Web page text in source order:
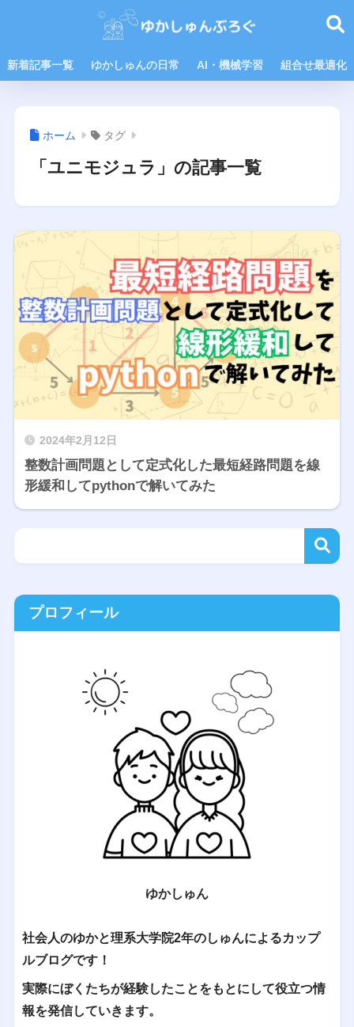
新着記事一覧 ゆかしゅんの日常 AI・機械学習 組合せ最適化
ホーム タグ
「ユニモジュラ」の記事一覧
2024年2月12日
整数計画問題として定式化した最短経路問題を線
形緩和してpythonで解いてみた
プロフィール
ゆかしゅん
社会人のゆかと理系大学院2年のしゅんによるカップ
ルブログです！
実際にぼくたちが経験したことをもとにして役立つ情
報を発信していきます。